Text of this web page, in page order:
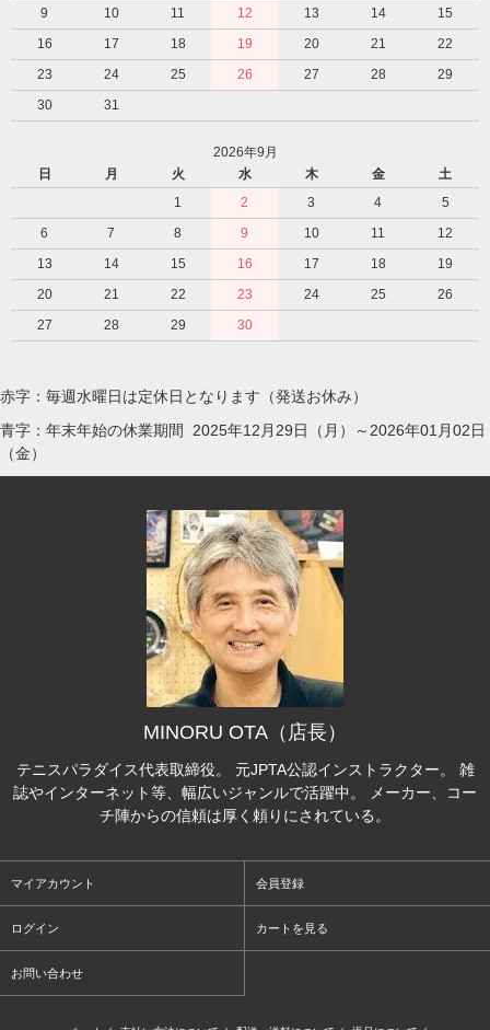
9
10 11 12 13 14
15
16
17 18 19 20 21
22
23
24 25 26 27 28
29
30
31
2026年9月
日
月 火 水 木 金
土
1
2 3 4
5
6
7 8 9 10 11
12
13
14 15 16 17 18
19
20
21 22 23 24 25
26
27
28 29 30
赤字：毎週水曜日は定休日となります（発送お休み）
青字：年末年始の休業期間 2025年12月29日（月）～2026年01月02日
（金）
MINORU OTA（店長）
テニスパラダイス代表取締役。 元JPTA公認インストラクター。 雑
誌やインターネット等、幅広いジャンルで活躍中。 メーカー、コー
チ陣からの信頼は厚く頼りにされている。
マイアカウント 会員登録
ログイン カートを見る
お問い合わせ